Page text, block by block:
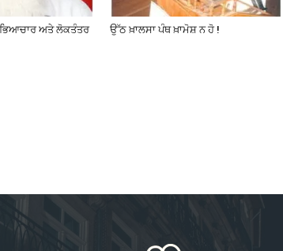
ਅਤੇ ਲੋਕਤੰਤਰ
ਉੱਠ ਖ਼ਾਲਸਾ ਪੰਥ ਖ਼ਾਮੋਸ਼ ਨ ਹੋ !